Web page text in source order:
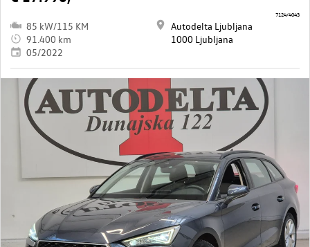
85 kW/115 KM
91.400 km
05/2022
Autodelta Ljubljana
1000 Ljubljana
7124/4043